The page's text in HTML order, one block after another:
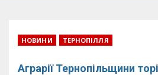
НОВИНИ ТЕРНОПІЛЛЯ
Аграрії Тернопільщини